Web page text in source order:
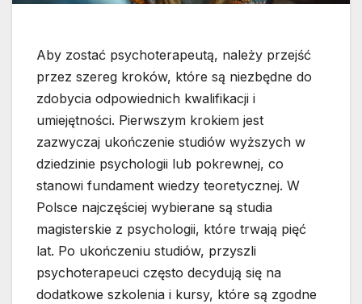
Aby zostać psychoterapeutą, należy przejść
przez szereg kroków, które są niezbędne do
zdobycia odpowiednich kwalifikacji i
umiejętności. Pierwszym krokiem jest
zazwyczaj ukończenie studiów wyższych w
dziedzinie psychologii lub pokrewnej, co
stanowi fundament wiedzy teoretycznej. W
Polsce najczęściej wybierane są studia
magisterskie z psychologii, które trwają pięć
lat. Po ukończeniu studiów, przyszli
psychoterapeuci często decydują się na
dodatkowe szkolenia i kursy, które są zgodne